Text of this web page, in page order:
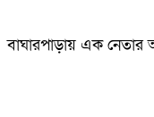
বাঘারপাড়ায় এক নেতার